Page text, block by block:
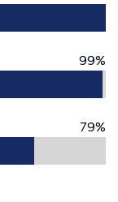
99%
79%